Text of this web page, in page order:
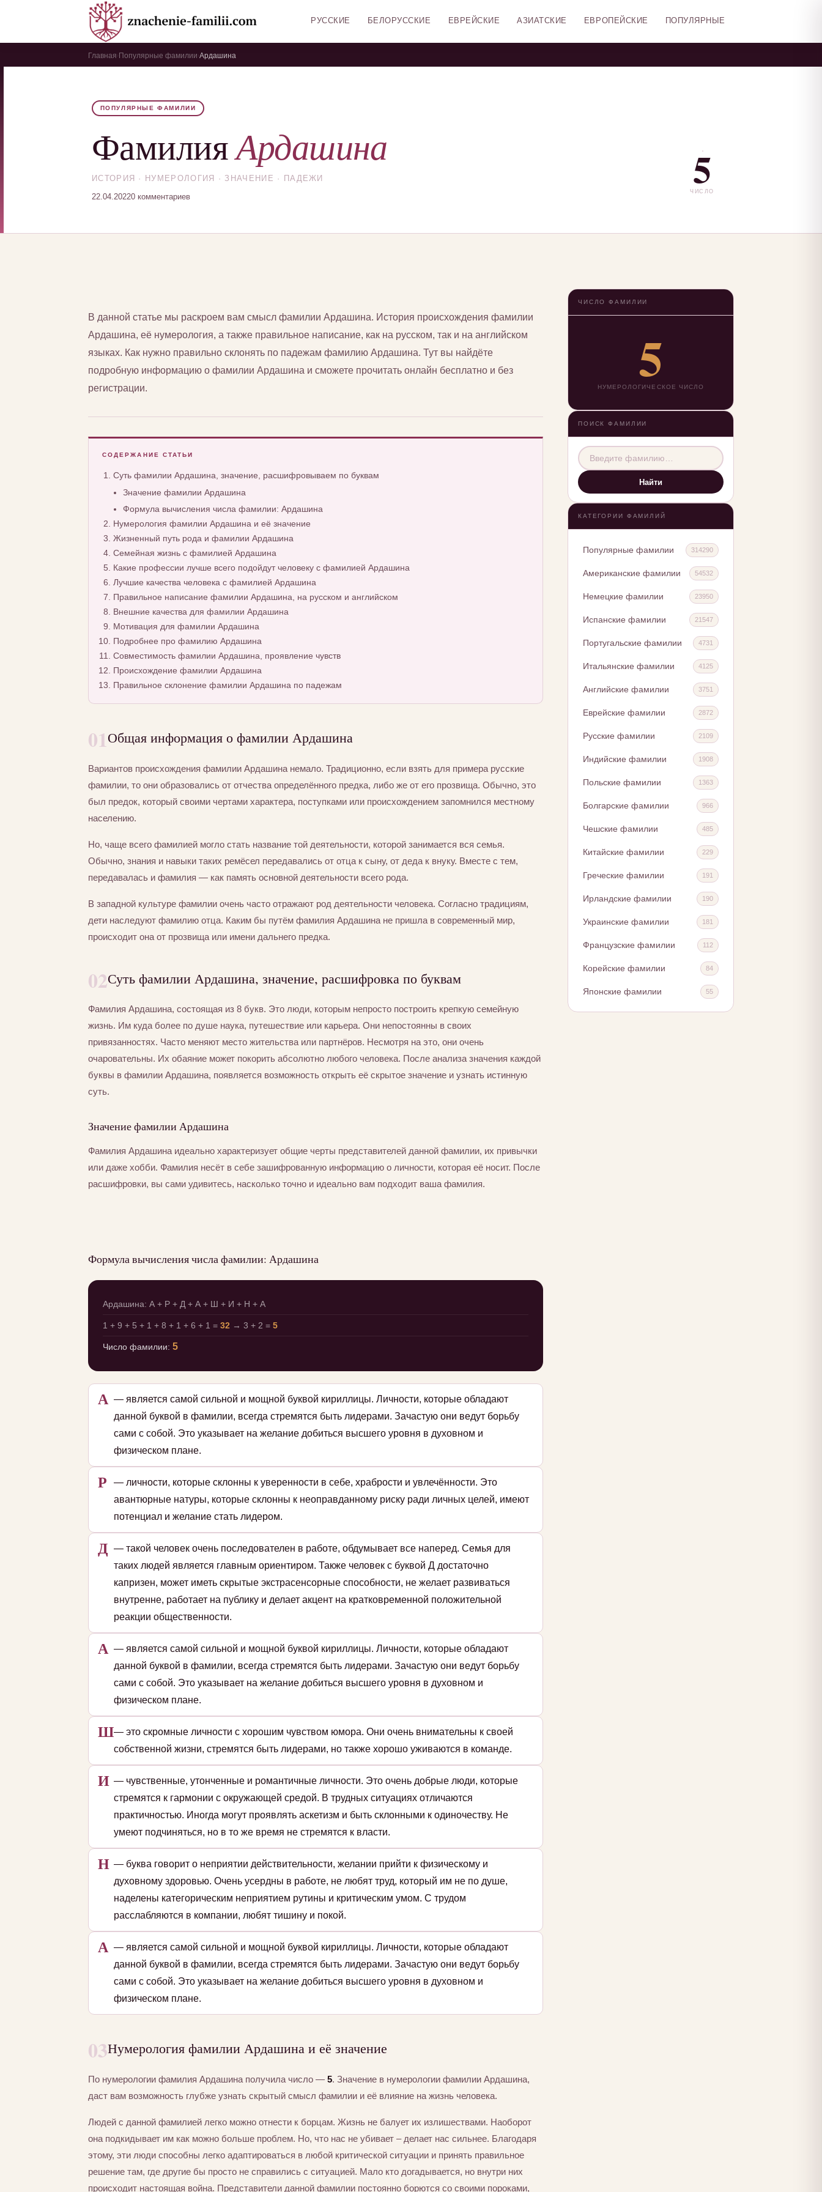
РУССКИЕ БЕЛОРУССКИЕ ЕВРЕЙСКИЕ АЗИАТСКИЕ ЕВРОПЕЙСКИЕ ПОПУЛЯРНЫЕ
Главная Популярные фамилии Ардашина
ПОПУЛЯРНЫЕ ФАМИЛИИ
ФамилияАрдашина
ИСТОРИЯ · НУМЕРОЛОГИЯ · ЗНАЧЕНИЕ · ПАДЕЖИ
22.04.20220 комментариев
5
ЧИСЛО
В данной статье мы раскроем вам смысл фамилии Ардашина. История происхождения фамилии
Ардашина, её нумерология, а также правильное написание, как на русском, так и на английском
языках. Как нужно правильно склонять по падежам фамилию Ардашина. Тут вы найдёте
подробную информацию о фамилии Ардашина и сможете прочитать онлайн бесплатно и без
регистрации.
СОДЕРЖАНИЕ СТАТЬИ
Суть фамилии Ардашина, значение, расшифровываем по буквам
Значение фамилии Ардашина
Формула вычисления числа фамилии: Ардашина
Нумерология фамилии Ардашина и её значение
Жизненный путь рода и фамилии Ардашина
Семейная жизнь с фамилией Ардашина
Какие профессии лучше всего подойдут человеку с фамилией Ардашина
Лучшие качества человека с фамилией Ардашина
Правильное написание фамилии Ардашина, на русском и английском
Внешние качества для фамилии Ардашина
Мотивация для фамилии Ардашина
Подробнее про фамилию Ардашина
Совместимость фамилии Ардашина, проявление чувств
Происхождение фамилии Ардашина
Правильное склонение фамилии Ардашина по падежам
01Общая информация о фамилии Ардашина
Вариантов происхождения фамилии Ардашина немало. Традиционно, если взять для примера русские
фамилии, то они образовались от отчества определённого предка, либо же от его прозвища. Обычно, это
был предок, который своими чертами характера, поступками или происхождением запомнился местному
населению.
Но, чаще всего фамилией могло стать название той деятельности, которой занимается вся семья.
Обычно, знания и навыки таких ремёсел передавались от отца к сыну, от деда к внуку. Вместе с тем,
передавалась и фамилия — как память основной деятельности всего рода.
В западной культуре фамилии очень часто отражают род деятельности человека. Согласно традициям,
дети наследуют фамилию отца. Каким бы путём фамилия Ардашина не пришла в современный мир,
происходит она от прозвища или имени дальнего предка.
02Суть фамилии Ардашина, значение, расшифровка по буквам
Фамилия Ардашина, состоящая из 8 букв. Это люди, которым непросто построить крепкую семейную
жизнь. Им куда более по душе наука, путешествие или карьера. Они непостоянны в своих
привязанностях. Часто меняют место жительства или партнёров. Несмотря на это, они очень
очаровательны. Их обаяние может покорить абсолютно любого человека. После анализа значения каждой
буквы в фамилии Ардашина, появляется возможность открыть её скрытое значение и узнать истинную
суть.
Значение фамилии Ардашина
Фамилия Ардашина идеально характеризует общие черты представителей данной фамилии, их привычки
или даже хобби. Фамилия несёт в себе зашифрованную информацию о личности, которая её носит. После
расшифровки, вы сами удивитесь, насколько точно и идеально вам подходит ваша фамилия.
Формула вычисления числа фамилии: Ардашина
Ардашина: А + Р + Д + А + Ш + И + Н + А
1 + 9 + 5 + 1 + 8 + 1 + 6 + 1 = 32 → 3 + 2 = 5
Число фамилии: 5
А — является самой сильной и мощной буквой кириллицы. Личности, которые обладают
данной буквой в фамилии, всегда стремятся быть лидерами. Зачастую они ведут борьбу
сами с собой. Это указывает на желание добиться высшего уровня в духовном и
физическом плане.
Р
— личности, которые склонны к уверенности в себе, храбрости и увлечённости. Это
авантюрные натуры, которые склонны к неоправданному риску ради личных целей, имеют
потенциал и желание стать лидером.
Д — такой человек очень последователен в работе, обдумывает все наперед. Семья для
таких людей является главным ориентиром. Также человек с буквой Д достаточно
капризен, может иметь скрытые экстрасенсорные способности, не желает развиваться
внутренне, работает на публику и делает акцент на кратковременной положительной
реакции общественности.
А — является самой сильной и мощной буквой кириллицы. Личности, которые обладают
данной буквой в фамилии, всегда стремятся быть лидерами. Зачастую они ведут борьбу
сами с собой. Это указывает на желание добиться высшего уровня в духовном и
физическом плане.
Ш— это скромные личности с хорошим чувством юмора. Они очень внимательны к своей
собственной жизни, стремятся быть лидерами, но также хорошо уживаются в команде.
И — чувственные, утонченные и романтичные личности. Это очень добрые люди, которые
стремятся к гармонии с окружающей средой. В трудных ситуациях отличаются
практичностью. Иногда могут проявлять аскетизм и быть склонными к одиночеству. Не
умеют подчиняться, но в то же время не стремятся к власти.
Н — буква говорит о неприятии действительности, желании прийти к физическому и
духовному здоровью. Очень усердны в работе, не любят труд, который им не по душе,
наделены категорическим неприятием рутины и критическим умом. С трудом
расслабляются в компании, любят тишину и покой.
А — является самой сильной и мощной буквой кириллицы. Личности, которые обладают
данной буквой в фамилии, всегда стремятся быть лидерами. Зачастую они ведут борьбу
сами с собой. Это указывает на желание добиться высшего уровня в духовном и
физическом плане.
03Нумерология фамилии Ардашина и её значение
По нумерологии фамилия Ардашина получила число — 5. Значение в нумерологии фамилии Ардашина,
даст вам возможность глубже узнать скрытый смысл фамилии и её влияние на жизнь человека.
Людей с данной фамилией легко можно отнести к борцам. Жизнь не балует их излишествами. Наоборот
она подкидывает им как можно больше проблем. Но, что нас не убивает – делает нас сильнее. Благодаря
этому, эти люди способны легко адаптироваться в любой критической ситуации и принять правильное
решение там, где другие бы просто не справились с ситуацией. Мало кто догадывается, но внутри них
происходит настоящая война. Представители данной фамилии постоянно борются со своими пороками,
ЧИСЛО ФАМИЛИИ
5
НУМЕРОЛОГИЧЕСКОЕ ЧИСЛО
ПОИСК ФАМИЛИИ
Найти
КАТЕГОРИИ ФАМИЛИЙ
Популярные фамилии 314290
Американские фамилии 54532
Немецкие фамилии 23950
Испанские фамилии 21547
Португальские фамилии 4731
Итальянские фамилии 4125
Английские фамилии 3751
Еврейские фамилии 2872
Русские фамилии 2109
Индийские фамилии 1908
Польские фамилии 1363
Болгарские фамилии 966
Чешские фамилии 485
Китайские фамилии 229
Греческие фамилии 191
Ирландские фамилии 190
Украинские фамилии 181
Французские фамилии 112
Корейские фамилии 84
Японские фамилии 55